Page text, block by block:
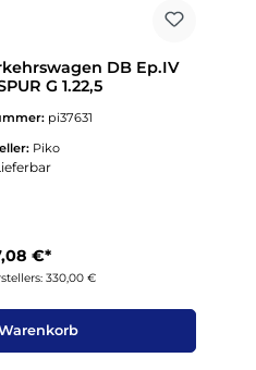
DB Ep.IV
G 1.22,5
pi37631
Piko
€*
330,00 €